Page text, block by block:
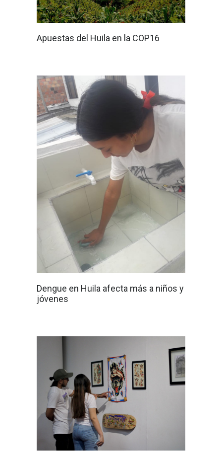
Apuestas del Huila en la COP16
Dengue en Huila afecta más a niños y
jóvenes